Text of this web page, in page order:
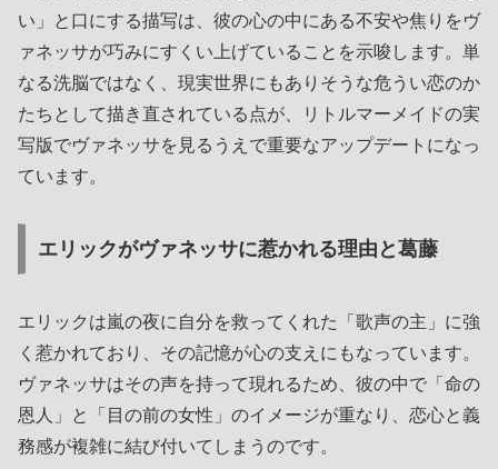
い」と口にする描写は、彼の心の中にある不安や焦りをヴ
ァネッサが巧みにすくい上げていることを示唆します。単
なる洗脳ではなく、現実世界にもありそうな危うい恋のか
たちとして描き直されている点が、リトルマーメイドの実
写版でヴァネッサを見るうえで重要なアップデートになっ
ています。
エリックがヴァネッサに惹かれる理由と葛藤
エリックは嵐の夜に自分を救ってくれた「歌声の主」に強
く惹かれており、その記憶が心の支えにもなっています。
ヴァネッサはその声を持って現れるため、彼の中で「命の
恩人」と「目の前の女性」のイメージが重なり、恋心と義
務感が複雑に結び付いてしまうのです。